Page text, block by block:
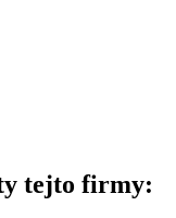
tejto firmy: